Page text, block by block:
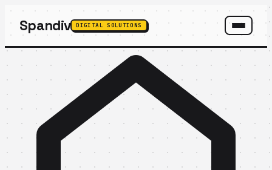
Spandiv DIGITAL SOLUTIONS
SPANDIV ASSISTANT